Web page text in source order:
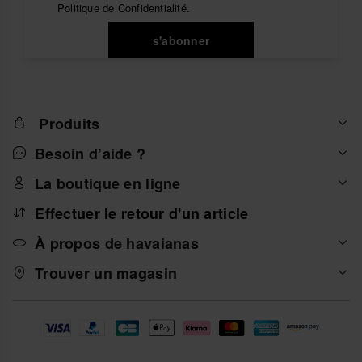
est aujourd’hui une forme d’expression personnelle
où chaque détail compte. Des compositions discrètes
aux combinaisons plus audacieuses, les charms
donne à tes havaianas un style propre, exclusif et
se trouve dans les détails, et chaque charm est une
opportunité de raconter ton histoire pas à pas.
Politique de Confidentialité.
s'abonner
Produits
Besoin d’aide ?
La boutique en ligne
Effectuer le retour d'un article
À propos de havaianas
Trouver un magasin